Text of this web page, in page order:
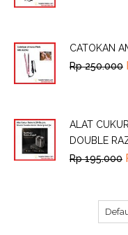
CATOKAN
Rp250.000
ALAT
DOUBLE
Rp195.000